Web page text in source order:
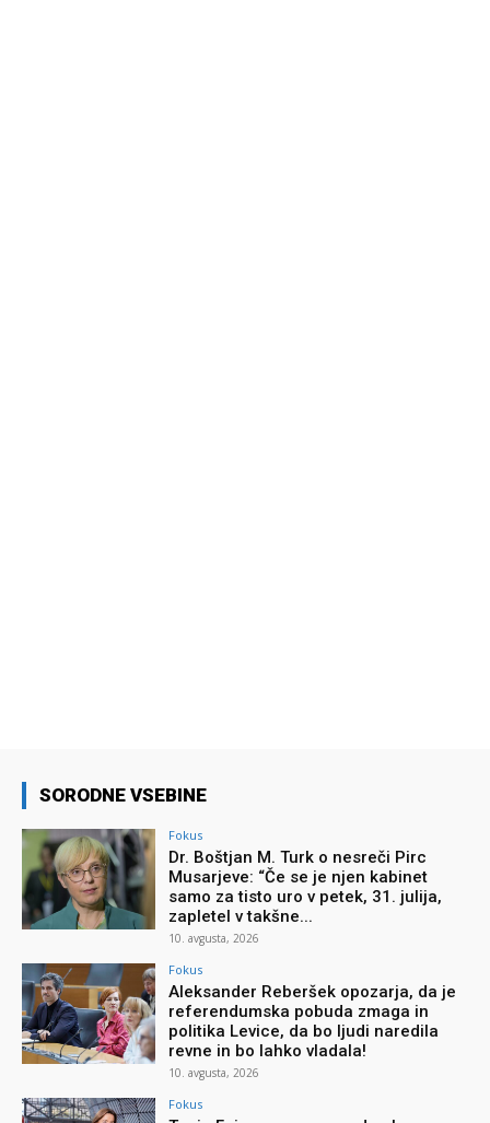
SORODNE VSEBINE
Fokus
Dr. Boštjan M. Turk o nesreči Pirc
Musarjeve: “Če se je njen kabinet
samo za tisto uro v petek, 31. julija,
zapletel v takšne...
10. avgusta, 2026
Fokus
Aleksander Reberšek opozarja, da je
referendumska pobuda zmaga in
politika Levice, da bo ljudi naredila
revne in bo lahko vladala!
10. avgusta, 2026
Fokus